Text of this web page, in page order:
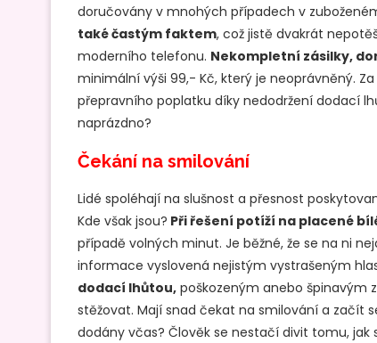
doručovány v mnohých případech v
také častým faktem, což jistě dvakrát
moderního telefonu. Nekompletní zásilky,
minimální výši 99,- Kč, který je neoprávněný.
přepravního poplatku díky nedodržení dodací
naprázdno?
Čekání na smilování
Lidé spoléhají na slušnost a přesnost
Kde však jsou? Při řešení potíží na placené
případě volných minut. Je běžné, že se na ni
informace vyslovená nejistým vystrašeným
dodací lhůtou, poškozeným anebo špinavým
stěžovat. Mají snad čekat na smilování a začít
dodány včas? Člověk se nestačí divit tomu,